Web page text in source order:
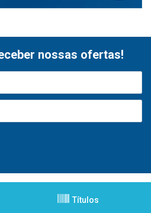
nossas ofertas!
Títulos